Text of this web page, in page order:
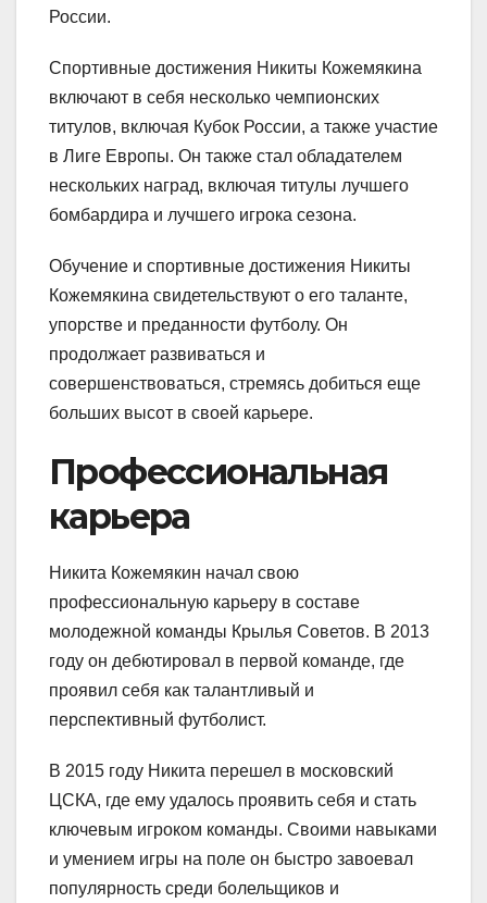
России.
Спортивные достижения Никиты Кожемякина
включают в себя несколько чемпионских
титулов, включая Кубок России, а также участие
в Лиге Европы. Он также стал обладателем
нескольких наград, включая титулы лучшего
бомбардира и лучшего игрока сезона.
Обучение и спортивные достижения Никиты
Кожемякина свидетельствуют о его таланте,
упорстве и преданности футболу. Он
продолжает развиваться и
совершенствоваться, стремясь добиться еще
больших высот в своей карьере.
Профессиональная
карьера
Никита Кожемякин начал свою
профессиональную карьеру в составе
молодежной команды Крылья Советов. В 2013
году он дебютировал в первой команде, где
проявил себя как талантливый и
перспективный футболист.
В 2015 году Никита перешел в московский
ЦСКА, где ему удалось проявить себя и стать
ключевым игроком команды. Своими навыками
и умением игры на поле он быстро завоевал
популярность среди болельщиков и